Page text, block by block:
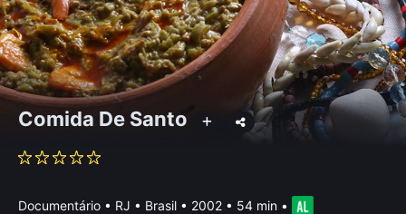
Comida De Santo
Documentário • RJ • Brasil • 2002 • 54 min •